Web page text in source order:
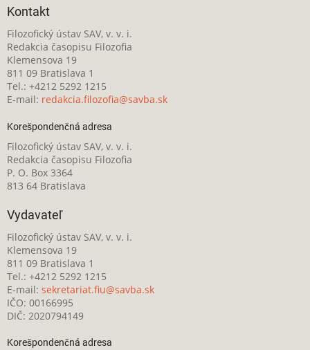
Kontakt
Filozofický ústav SAV, v. v. i.
Redakcia časopisu Filozofia
Klemensova 19
811 09 Bratislava 1
Tel.: +4212 5292 1215
E-mail: redakcia.filozofia@savba.sk
Korešpondenčná adresa
Filozofický ústav SAV, v. v. i.
Redakcia časopisu Filozofia
P. O. Box 3364
813 64 Bratislava
Vydavateľ
Filozofický ústav SAV, v. v. i.
Klemensova 19
811 09 Bratislava 1
Tel.: +4212 5292 1215
E-mail: sekretariat.fiu@savba.sk
IČO: 00166995
DIČ: 2020794149
Korešpondenčná adresa